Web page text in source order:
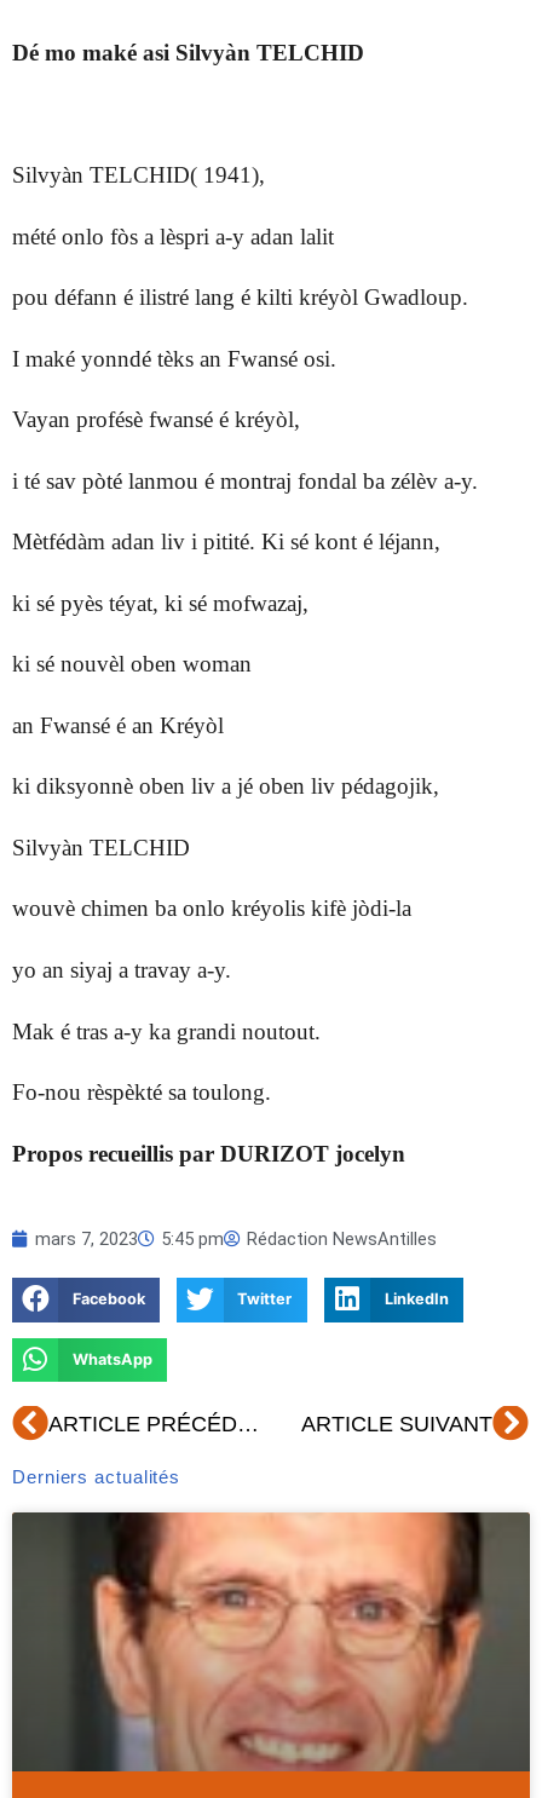
Dé mo maké asi Silvyàn TELCHID
Silvyàn TELCHID( 1941),
mété onlo fòs a lèspri a-y adan lalit
pou défann é ilistré lang é kilti kréyòl Gwadloup.
I maké yonndé tèks an Fwansé osi.
Vayan profésè fwansé é kréyòl,
i té sav pòté lanmou é montraj fondal ba zélèv a-y.
Mètfédàm adan liv i pitité. Ki sé kont é léjann,
ki sé pyès téyat, ki sé mofwazaj,
ki sé nouvèl oben woman
an Fwansé é an Kréyòl
ki diksyonnè oben liv a jé oben liv pédagojik,
Silvyàn TELCHID
wouvè chimen ba onlo kréyolis kifè jòdi-la
yo an siyaj a travay a-y.
Mak é tras a-y ka grandi noutout.
Fo-nou rèspèkté sa toulong.
Propos recueillis par DURIZOT jocelyn
mars 7, 2023 5:45 pm Rédaction NewsAntilles
Facebook Twitter LinkedIn
WhatsApp
Précédent ARTICLE PRÉCÉDENT ARTICLE SUIVANT
Derniers actualités